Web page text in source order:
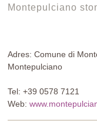
Montepulciano
Adres: Comune di
Montepulciano
Tel: +39 0578 7121
Web: